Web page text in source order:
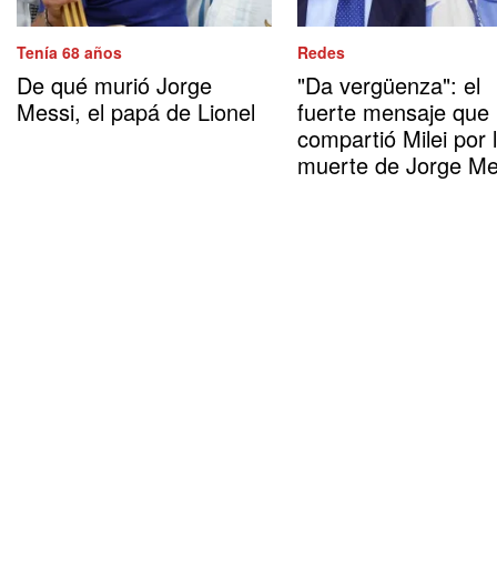
Tenía 68 años
De qué murió Jorge
Messi, el papá de Lionel
Redes
"Da vergüenza": el
fuerte mensaje que
compartió Milei por
muerte de Jorge